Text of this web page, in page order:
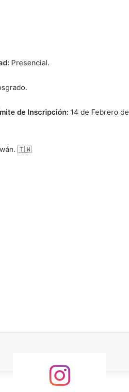
Presencial.
de Inscripción: 14 de Febrero de
🇹🇼